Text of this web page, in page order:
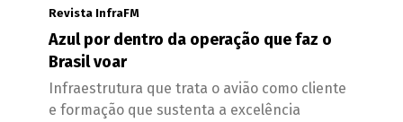
Revista InfraFM
Azul por dentro da operação que faz o
Brasil voar
Infraestrutura que trata o avião como cliente
e formação que sustenta a excelência